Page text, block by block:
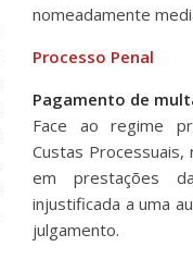
nomeadamente
Processo Penal
Pagamento de
Face ao regime
Custas
em prestações
injustificada a uma
julgamento.